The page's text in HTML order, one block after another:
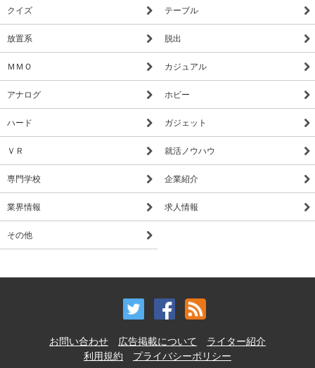
クイズ テーブル
放置系 脱出
ＭＭＯ カジュアル
アナログ ホビー
ハード ガジェット
ＶＲ 就活ノウハウ
専門学校 企業紹介
業界情報 求人情報
その他
お問い合わせ 広告掲載について
ライター紹介
利用規約
プライバシーポリシー